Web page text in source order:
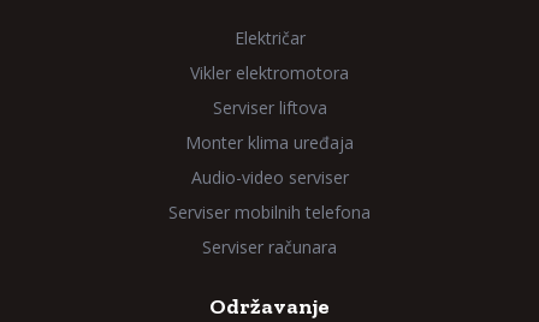
Električar
Vikler elektromotora
Serviser liftova
Monter klima uređaja
Audio-video serviser
Serviser mobilnih telefona
Serviser računara
Održavanje